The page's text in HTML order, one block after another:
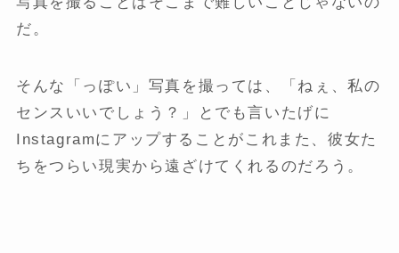
だ。
そんな「っぽい」写真を撮っては、「ねぇ、私の
センスいいでしょう？」とでも言いたげに
Instagramにアップすることがこれまた、彼女た
ちをつらい現実から遠ざけてくれるのだろう。